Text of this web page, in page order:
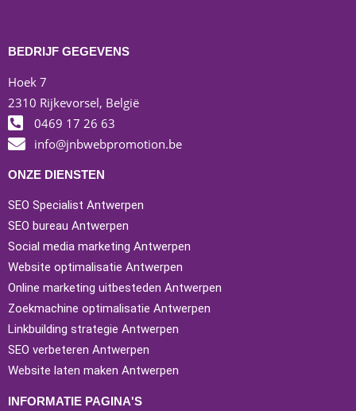
BEDRIJF GEGEVENS
Hoek 7
2310 Rijkevorsel, België
0469 17 26 63
info@jnbwebpromotion.be
ONZE DIENSTEN
SEO Specialist Antwerpen
SEO bureau Antwerpen
Social media marketing Antwerpen
Website optimalisatie Antwerpen
Online marketing uitbesteden Antwerpen
Zoekmachine optimalisatie Antwerpen
Linkbuilding strategie Antwerpen
SEO verbeteren Antwerpen
Website laten maken Antwerpen
INFORMATIE PAGINA'S